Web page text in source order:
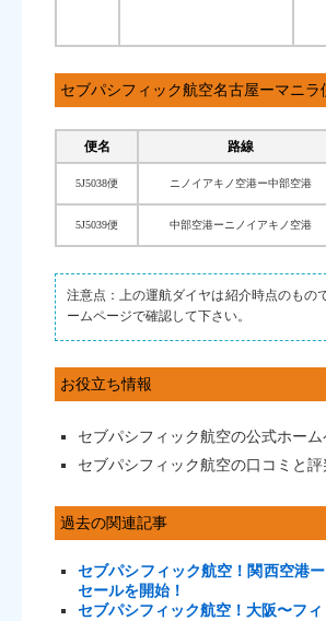
セブパシフィック航空名古屋ーマニラ
便名 路線
5J5038便 ニノイアキノ空港ー中部空港
5J5039便
中部空港ーニノイアキノ空港
注意点：上の運航ダイヤは紹介時点のもの
ームページで確認して下さい。
お役立ち情報
セブパシフィック航空の公式ホーム
セブパシフィック航空の口コミと評
過去の関連記事
セブパシフィック航空！関西空港
セールを開始！
セブパシフィック航空！大阪〜フ